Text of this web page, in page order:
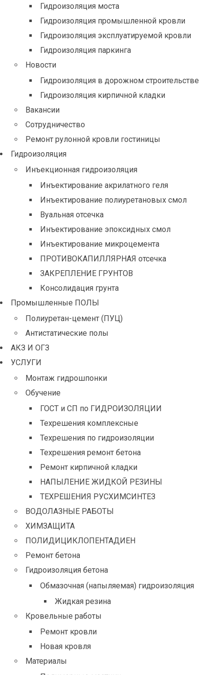
Гидроизоляция моста
Гидроизоляция промышленной кровли
Гидроизоляция эксплуатируемой кровли
Гидроизоляция паркинга
Новости
Гидроизоляция в дорожном строительстве
Гидроизоляция кирпичной кладки
Вакансии
Сотрудничество
Ремонт рулонной кровли гостиницы
Гидроизоляция
Инъекционная гидроизоляция
Инъектирование акрилатного геля
Инъектирование полиуретановых смол
Вуальная отсечка
Инъектирование эпоксидных смол
Инъектирование микроцемента
ПРОТИВОКАПИЛЛЯРНАЯ отсечка
ЗАКРЕПЛЕНИЕ ГРУНТОВ
Консолидация грунта
Промышленные ПОЛЫ
Полиуретан-цемент (ПУЦ)
Антистатические полы
АКЗ И ОГЗ
УСЛУГИ
Монтаж гидрошпонки
Обучение
ГОСТ и СП по ГИДРОИЗОЛЯЦИИ
Техрешения комплексные
Техрешения по гидроизоляции
Техрешения ремонт бетона
Ремонт кирпичной кладки
НАПЫЛЕНИЕ ЖИДКОЙ РЕЗИНЫ
ТЕХРЕШЕНИЯ РУСХИМСИНТЕЗ
ВОДОЛАЗНЫЕ РАБОТЫ
ХИМЗАЩИТА
ПОЛИДИЦИКЛОПЕНТАДИЕН
Ремонт бетона
Гидроизоляция бетона
Обмазочная (напыляемая) гидроизоляция
Жидкая резина
Кровельные работы
Ремонт кровли
Новая кровля
Материалы